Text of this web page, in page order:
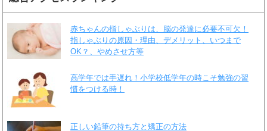
赤ちゃんの指しゃぶりは、脳の発達に必要不可欠！
指しゃぶりの原因・理由、デメリット、いつまで
OK？、やめさせ方等
高学年では手遅れ！小学校低学年の時こそ勉強の習
慣をつける時！
正しい鉛筆の持ち方と矯正の方法